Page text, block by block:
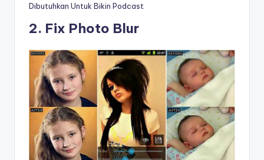
Dibutuhkan Untuk Bikin Podcast
2. Fix Photo Blur